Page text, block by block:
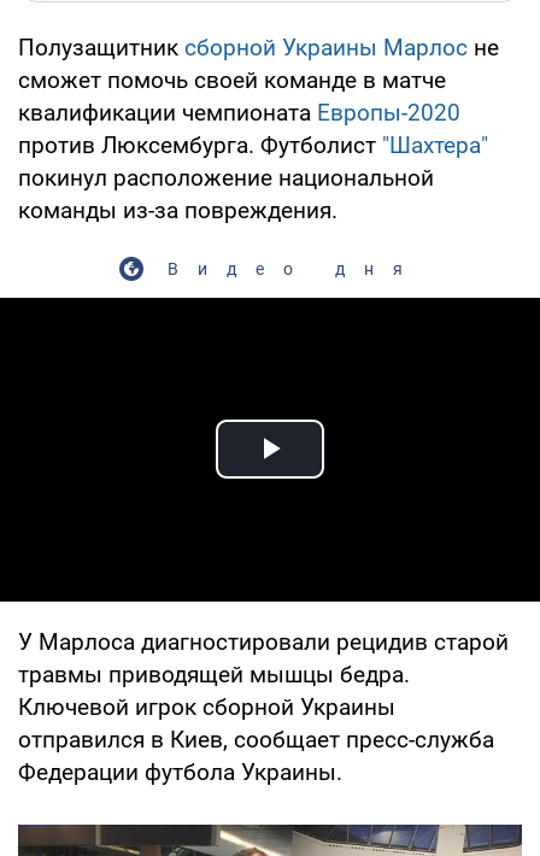
Полузащитник сборной Украины Марлос не
сможет помочь своей команде в матче
квалификации чемпионата Европы-2020
против Люксембурга. Футболист "Шахтера"
покинул расположение национальной
команды из-за повреждения.
Видео дня
Play Video
У Марлоса диагностировали рецидив старой
травмы приводящей мышцы бедра.
Ключевой игрок сборной Украины
отправился в Киев, сообщает пресс-служба
Федерации футбола Украины.